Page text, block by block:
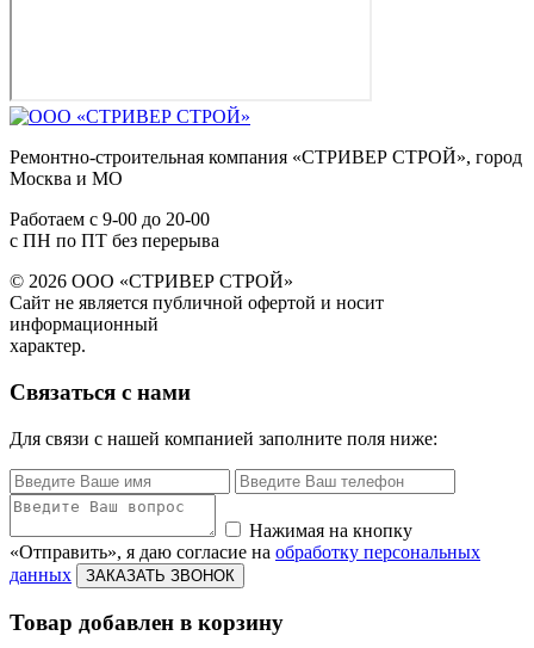
Ремонтно-строительная компания «СТРИВЕР СТРОЙ», город
Москва и МО
Работаем с 9-00 до 20-00
с ПН по ПТ без перерыва
© 2026 ООО «СТРИВЕР СТРОЙ»
Сайт не является публичной офертой и носит
информационный
характер.
Связаться с нами
Для связи с нашей компанией заполните поля ниже:
Нажимая на кнопку
«Отправить», я даю согласие на обработку персональных
данных
ЗАКАЗАТЬ ЗВОНОК
Товар добавлен в корзину